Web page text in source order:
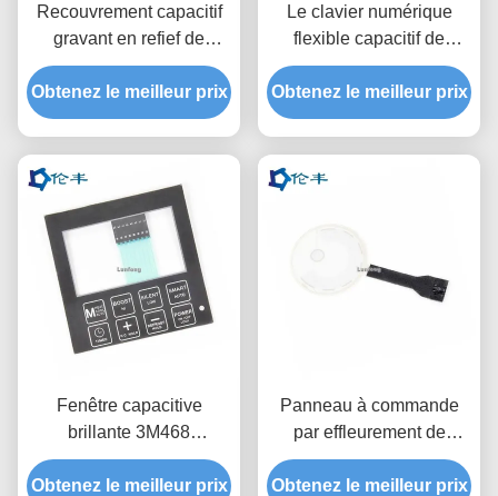
Recouvrement capacitif
gravant en refief de
panneau de commande
du clavier numérique
3M9080 LED de
Obtenez le meilleur prix
Le clavier numérique
flexible capacitif de
membrane a recouvert le
clavier de dôme en métal
3M9080
Obtenez le meilleur prix
Fenêtre capacitive
brillante 3M468
d'affichage à cristaux
liquides de contact de
Obtenez le meilleur prix
Panneau à commande
par effleurement de
commutateur d'ANIMAL
FAMILIER de membrane
Obtenez le meilleur prix